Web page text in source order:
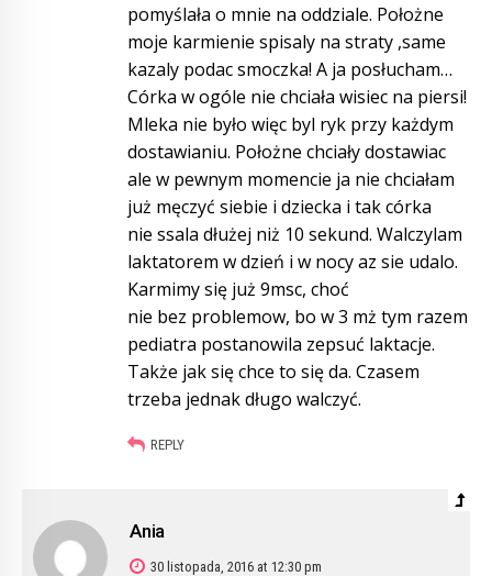
pomyślała o mnie na oddziale. Położne
moje karmienie spisaly na straty ,same
kazaly podac smoczka! A ja posłucham…
Córka w ogóle nie chciała wisiec na piersi!
Mleka nie było więc byl ryk przy każdym
dostawianiu. Położne chciały dostawiac
ale w pewnym momencie ja nie chciałam
już męczyć siebie i dziecka i tak córka
nie ssala dłużej niż 10 sekund. Walczylam
laktatorem w dzień i w nocy az sie udalo.
Karmimy się już 9msc, choć
nie bez problemow, bo w 3 mż tym razem
pediatra postanowila zepsuć laktacje.
Także jak się chce to się da. Czasem
trzeba jednak długo walczyć.
REPLY
Ania
30 listopada, 2016 at 12:30 pm